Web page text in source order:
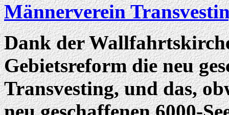
Männerverein
Dank der
Gebietsreform die neu
Transvesting, und das,